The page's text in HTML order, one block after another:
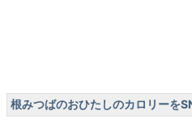
根みつばのおひたしのカロリーを